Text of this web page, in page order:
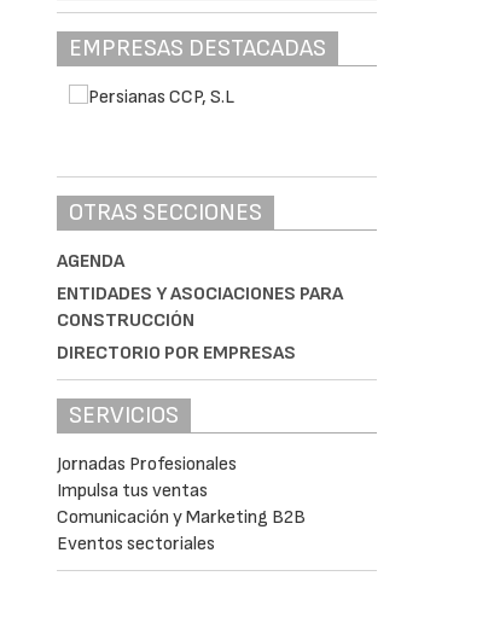
EMPRESAS DESTACADAS
OTRAS SECCIONES
AGENDA
ENTIDADES Y ASOCIACIONES PARA
CONSTRUCCIÓN
DIRECTORIO POR EMPRESAS
SERVICIOS
Jornadas Profesionales
Impulsa tus ventas
Comunicación y Marketing B2B
Eventos sectoriales